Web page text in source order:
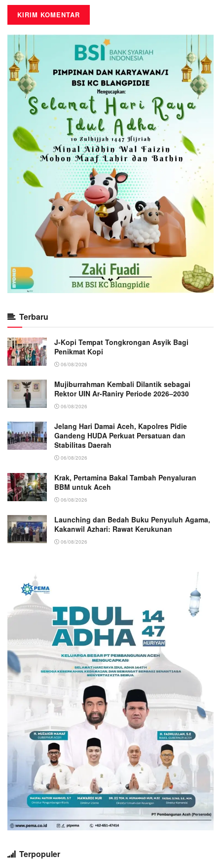
Terbaru
J-Kopi Tempat Tongkrongan Asyik Bagi
Penikmat Kopi
06/08/2026
Mujiburrahman Kembali Dilantik sebagai
Rektor UIN Ar-Raniry Periode 2026–2030
06/08/2026
Jelang Hari Damai Aceh, Kapolres Pidie
Gandeng HUDA Perkuat Persatuan dan
Stabilitas Daerah
06/08/2026
Krak, Pertamina Bakal Tambah Penyaluran
BBM untuk Aceh
06/08/2026
Launching dan Bedah Buku Penyuluh Agama,
Kakanwil Azhari: Rawat Kerukunan
06/08/2026
Terpopuler